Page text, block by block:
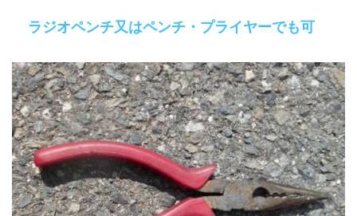
ラジオペンチ又はペンチ・プライヤーでも可